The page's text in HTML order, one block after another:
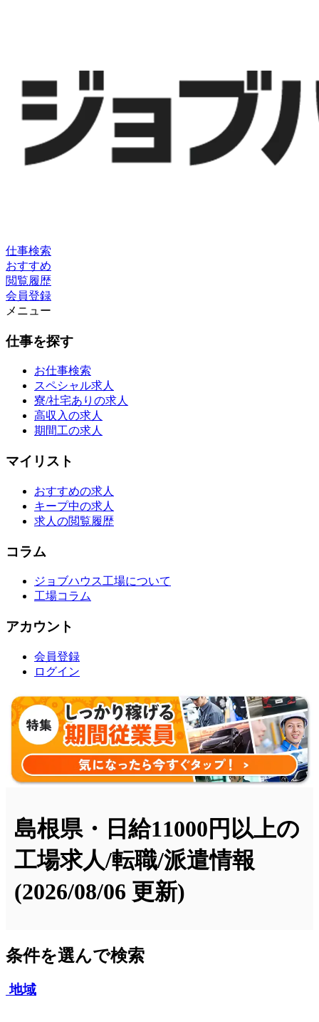
仕事検索
おすすめ
閲覧履歴
会員登録
メニュー
仕事を探す
お仕事検索
スペシャル求人
寮/社宅ありの求人
高収入の求人
期間工の求人
マイリスト
おすすめの求人
キープ中の求人
求人の閲覧履歴
コラム
ジョブハウス工場について
工場コラム
アカウント
会員登録
ログイン
島根県・日給11000円以上の
工場求人/転職/派遣情報
(2026/08/06 更新)
条件を選んで検索
地域